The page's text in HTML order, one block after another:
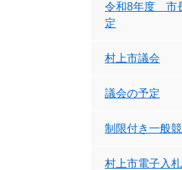
令和8年度 市
定
村上市議会
議会の予定
制限付き一般
村上市電子入